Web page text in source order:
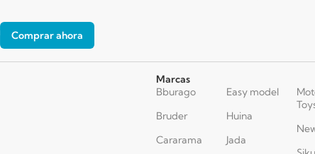
Comprar ahora
Marcas
Bburago
Bruder
Cararama
Easy model
Huina
Jada